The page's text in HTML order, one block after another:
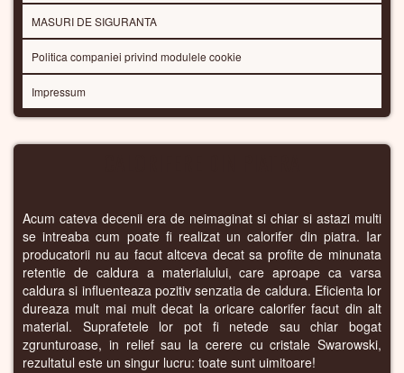
MASURI DE SIGURANTA
Politica companiei privind modulele cookie
Impressum
Acum cateva decenii era de neimaginat si chiar si astazi multi
se intreaba cum poate fi realizat un calorifer din piatra. Iar
producatorii nu au facut altceva decat sa profite de minunata
retentie de caldura a materialului, care aproape ca varsa
caldura si influenteaza pozitiv senzatia de caldura. Eficienta lor
dureaza mult mai mult decat la oricare calorifer facut din alt
material. Suprafetele lor pot fi netede sau chiar bogat
zgrunturoase, in relief sau la cerere cu cristale Swarowski,
rezultatul este un singur lucru: toate sunt uimitoare!